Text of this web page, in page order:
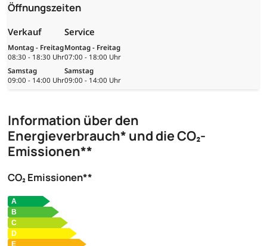
Öffnungszeiten
Verkauf
Montag - Freitag
08:30 - 18:30 Uhr
Samstag
09:00 - 14:00 Uhr
Service
Montag - Freitag
07:00 - 18:00 Uhr
Samstag
09:00 - 14:00 Uhr
Information über den
Energieverbrauch* und die CO₂-
Emissionen**
CO₂ Emissionen**